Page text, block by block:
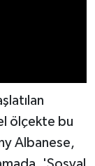
ölçekte bu
Albanese,